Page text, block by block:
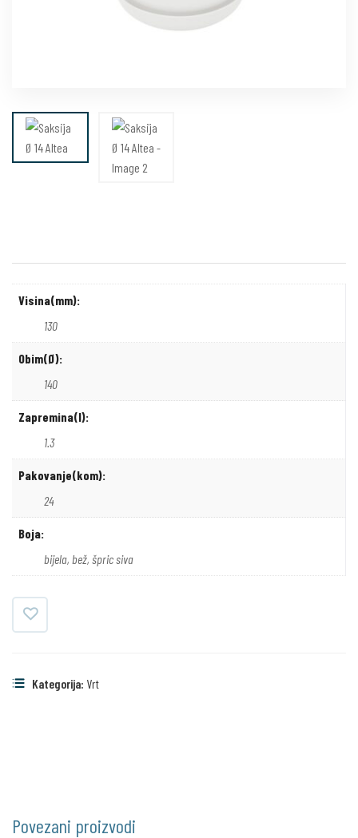
Visina(mm):
130
Obim(Ø):
140
Zapremina(l):
1.3
Pakovanje(kom):
24
Boja:
bijela, bež, špric siva
Kategorija: Vrt
Povezani proizvodi